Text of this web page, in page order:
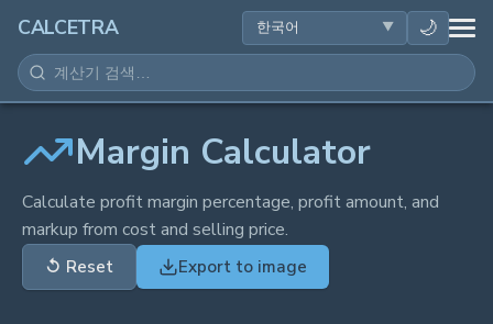
CALCETRA 🌙
수학
변환
과학
일상
Margin Calculator
Calculate profit margin percentage, profit amount, and
markup from cost and selling price.
↺ Reset Export to image